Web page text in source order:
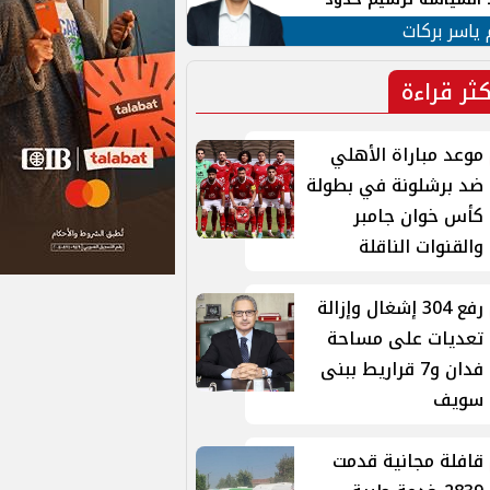
القومي العربي
ياسر بركات
قراءة
موعد مباراة الأهلي
ضد برشلونة في بطولة
كأس خوان جامبر
والقنوات الناقلة
رفع 304 إشغال وإزالة
تعديات على مساحة
فدان و7 قراريط ببنى
سويف
قافلة مجانية قدمت